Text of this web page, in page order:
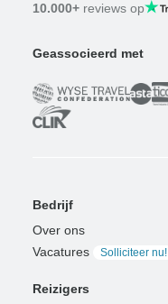
10.000+ reviews op
Geassocieerd met
Bedrijf
Over ons
Vacatures
Solliciteer nu!
Reizigers